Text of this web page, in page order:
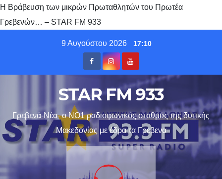
Η Βράβευση των μικρών Πρωταθλητών του Πρωτέα
Γρεβενών… – STAR FM 933
9 Αυγούστου 2026 17:10
STAR FM 933
Γρεβενά-Νέα- ο ΝΟ1 ραδιοφωνικός σταθμός της δυτικής
Μακεδονίας με έδρα τα Γρεβενα